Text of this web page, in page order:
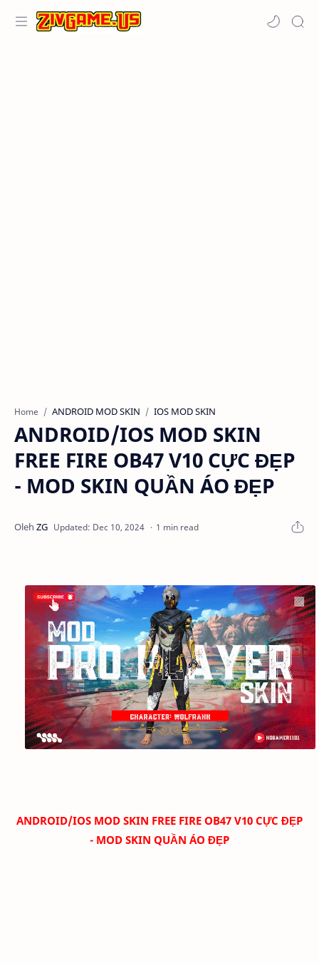
Home ANDROID MOD SKIN IOS MOD SKIN
ANDROID/IOS MOD SKIN
FREE FIRE OB47 V10 CỰC ĐẸP
- MOD SKIN QUẦN ÁO ĐẸP
1 min read
ANDROID/IOS MOD SKIN FREE FIRE OB47 V10 CỰC ĐẸP
- MOD SKIN QUẦN ÁO ĐẸP